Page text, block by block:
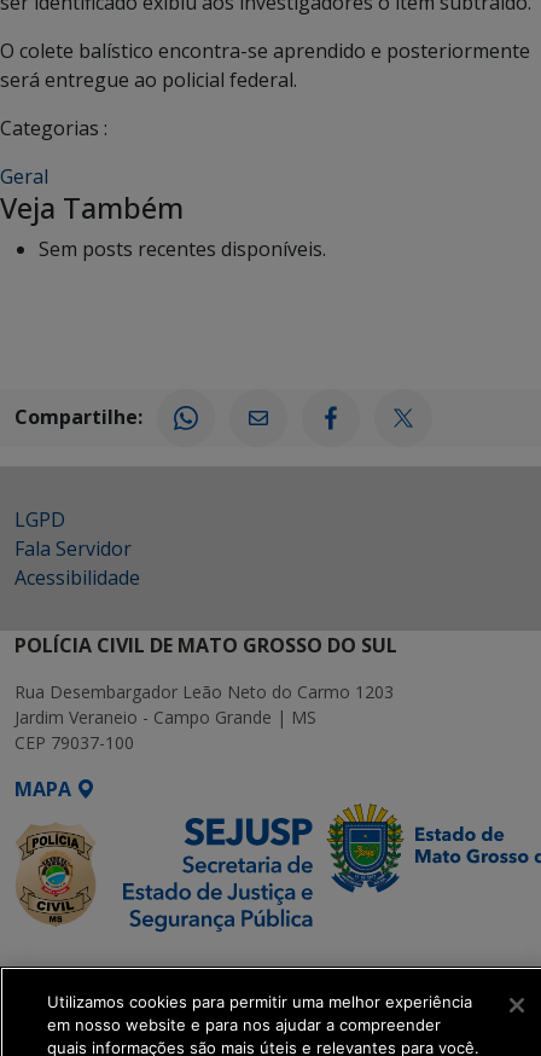
O colete balístico encontra-se aprendido e posteriormente
será entregue ao policial federal.
Categorias :
Geral
Veja Também
Sem posts recentes disponíveis.
Compartilhe:
LGPD
Fala Servidor
Acessibilidade
POLÍCIA CIVIL DE MATO GROSSO DO SUL
Rua Desembargador Leão Neto do Carmo 1203
Jardim Veraneio - Campo Grande | MS
CEP 79037-100
MAPA
SETDIG | Secretaria-
Executiva de
Transformação Digital
Utilizamos cookies para permitir uma melhor experiência
em nosso website e para nos ajudar a compreender
quais informações são mais úteis e relevantes para você.